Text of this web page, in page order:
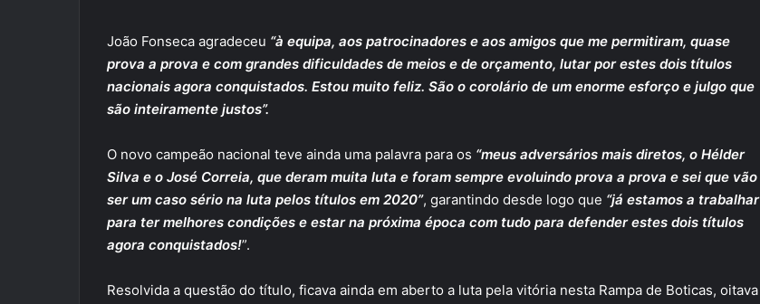
João Fonseca agradeceu “à equipa, aos patrocinadores e aos amigos que me permitiram, quase
prova a prova e com grandes dificuldades de meios e de orçamento, lutar por estes dois títulos
nacionais agora conquistados. Estou muito feliz. São o corolário de um enorme esforço e julgo que
são inteiramente justos”.
O novo campeão nacional teve ainda uma palavra para os “meus adversários mais diretos, o Hélder
Silva e o José Correia, que deram muita luta e foram sempre evoluindo prova a prova e sei que vão
ser um caso sério na luta pelos títulos em 2020”, garantindo desde logo que “já estamos a trabalhar
para ter melhores condições e estar na próxima época com tudo para defender estes dois títulos
agora conquistados!”.
Resolvida a questão do título, ficava ainda em aberto a luta pela vitória nesta Rampa de Boticas, oitava